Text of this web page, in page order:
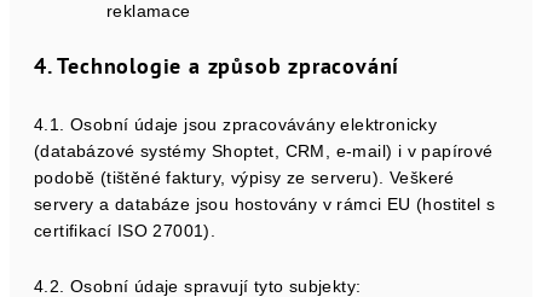
reklamace
4. Technologie a způsob zpracování
4.1. Osobní údaje jsou zpracovávány elektronicky
(databázové systémy Shoptet, CRM, e-mail) i v papírové
podobě (tištěné faktury, výpisy ze serveru). Veškeré
servery a databáze jsou hostovány v rámci EU (hostitel s
certifikací ISO 27001).
4.2. Osobní údaje spravují tyto subjekty: